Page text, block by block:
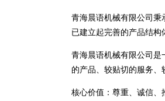
青海晨语机械有限公司秉
已建立起完善的产品结构
青海晨语机械有限公司是
的产品、较贴切的服务、
核心价值：尊重、诚信、